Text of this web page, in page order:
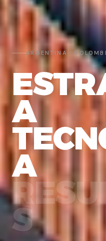
ARGENTINA ·
A
A
S